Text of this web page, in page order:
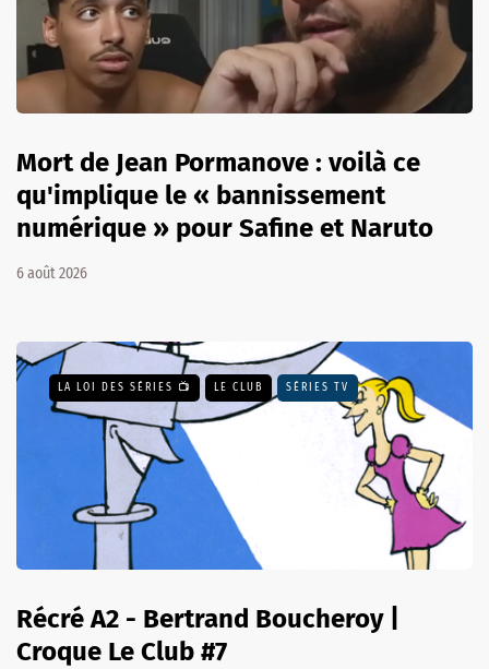
Mort de Jean Pormanove : voilà ce
qu'implique le « bannissement
numérique » pour Safine et Naruto
6 août 2026
LA LOI DES SÉRIES 📺 LE CLUB SÉRIES TV
Récré A2 - Bertrand Boucheroy |
Croque Le Club #7